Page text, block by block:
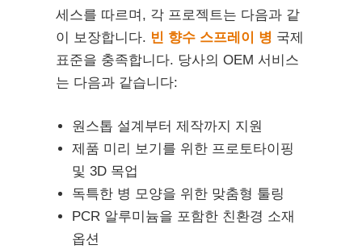
세스를 따르며, 각 프로젝트는 다음과 같
이 보장합니다. 빈 향수 스프레이 병 국제
표준을 충족합니다. 당사의 OEM 서비스
는 다음과 같습니다:
원스톱 설계부터 제작까지 지원
제품 미리 보기를 위한 프로토타이핑
및 3D 목업
독특한 병 모양을 위한 맞춤형 툴링
PCR 알루미늄을 포함한 친환경 소재
옵션